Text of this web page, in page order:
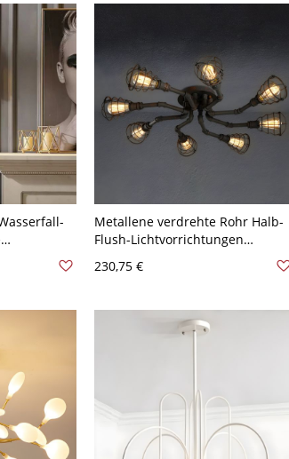
-
Metallene verdrehte Rohr Halb-
Flush-Lichtvorrichtungen
Deckenleuchten - Schwarz 110V-
230,75 €